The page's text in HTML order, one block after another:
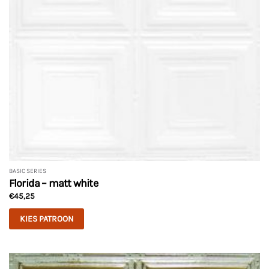
BASIC SERIES
Florida – matt white
€45,25
KIES PATROON